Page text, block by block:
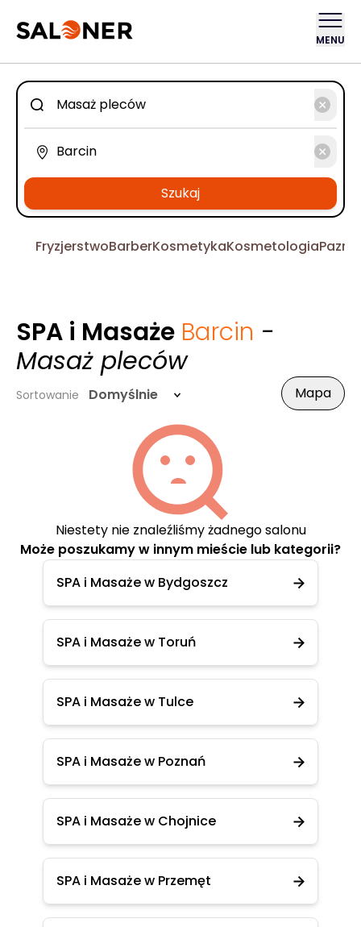
MENU
Szukaj
FryzjerstwoBarberKosmetykaKosmetologia
SPA i Masaże Barcin -
Masaż pleców
Sortowanie Domyślnie Mapa
Niestety nie znaleźliśmy żadnego salonu
Może poszukamy w innym mieście lub kategorii?
SPA i Masaże w Bydgoszcz
SPA i Masaże w Toruń
SPA i Masaże w Tulce
SPA i Masaże w Poznań
SPA i Masaże w Chojnice
SPA i Masaże w Przemęt